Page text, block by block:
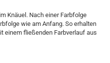
Knäuel. Nach einer Farbfolge
wie am Anfang. So erhalten
einem fließenden Farbverlauf aus